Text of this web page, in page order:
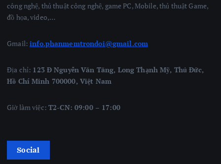
công nghệ, thủ thuật công nghệ, game PC, Mobile, thủ thuật Game,
đồ họa, video,…
Gmail:info.phanmemtrondoi@gmail.com
Địa chỉ: 123 Đ Nguyễn Văn Tăng, Long Thạnh Mỹ, Thủ Đức,
Hồ Chí Minh 700000, Việt Nam
Giờ làm việc:T2-CN: 09:00 – 17:00
Social